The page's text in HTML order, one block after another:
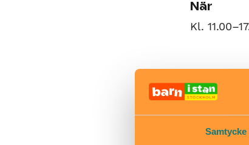
Samtycke
När
Kl.
Bra att
Kafé